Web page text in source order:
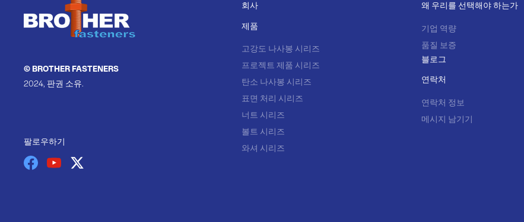
© BROTHER FASTENERS
2024, 판권 소유.
팔로우하기
회사
제품
고강도 나사봉 시리즈
프로젝트 제품 시리즈
탄소 나사봉 시리즈
표면 처리 시리즈
너트 시리즈
볼트 시리즈
와셔 시리즈
왜 우리를 선택해야 하는가
기업 역량
품질 보증
블로그
연락처
연락처 정보
메시지 남기기